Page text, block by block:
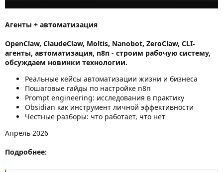
Агенты + автоматизация
OpenClaw, ClaudeClaw, Moltis, Nanobot, ZeroClaw, CLI-
агенты, автоматизация, n8n - строим рабочую систему,
обсуждаем новинки технологии.
Реальные кейсы автоматизации жизни и бизнеса
Пошаговые гайды по настройке n8n
Prompt engineering: исследования в практику
Obsidian как инструмент личной эффективности
Честные разборы: что работает, что нет
Апрель 2026
Подробнее: